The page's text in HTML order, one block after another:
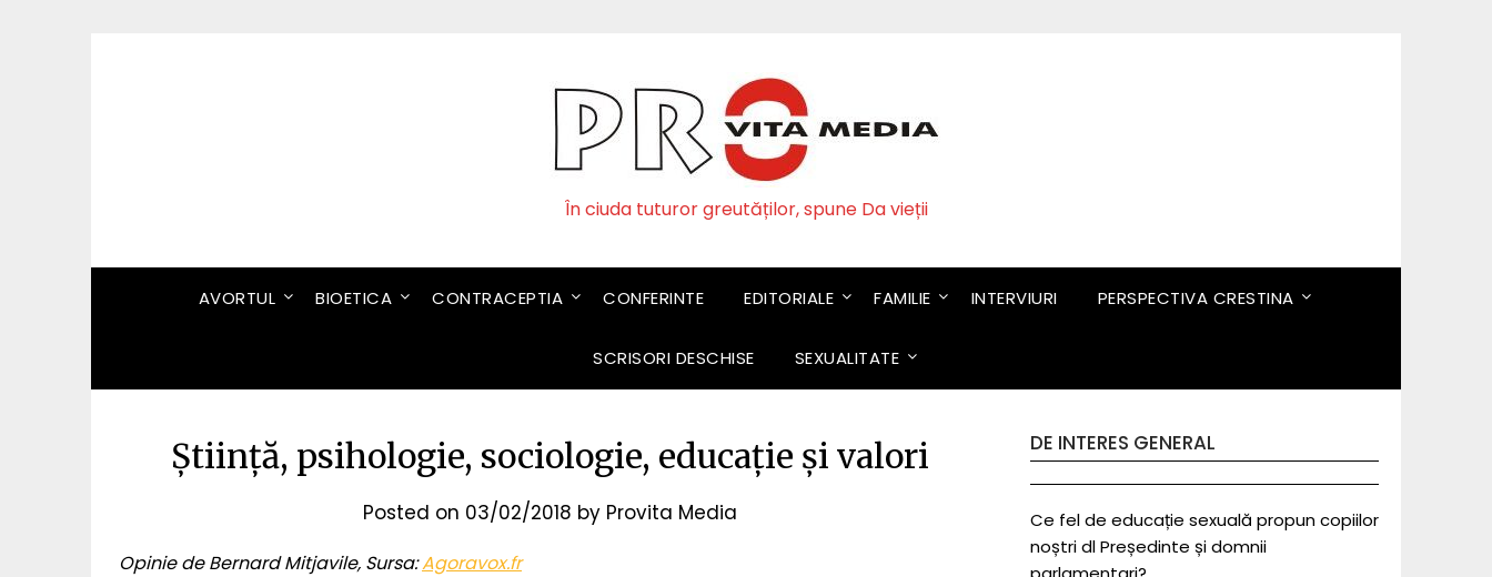
În ciuda tuturor greutăților, spune Da vieții
AVORTUL BIOETICA CONTRACEPTIA CONFERINTE EDITORIALE FAMILIE INTERVIURI PERSPECTIVA CRESTINA
SCRISORI DESCHISE SEXUALITATE
Știință, psihologie, sociologie, educație și valori
Posted on 03/02/2018 by Provita Media
Opinie de Bernard Mitjavile, Sursa:Agoravox.fr
DE INTERES GENERAL
Ce fel de educație sexuală propun copiilor
noștri dl Președinte și domnii